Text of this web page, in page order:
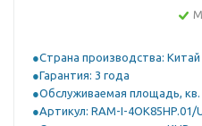
Страна производства: Китай
Гарантия: 3 года
Обслуживаемая площадь, кв.
Артикул: RAM-I-4OK85HP.01/